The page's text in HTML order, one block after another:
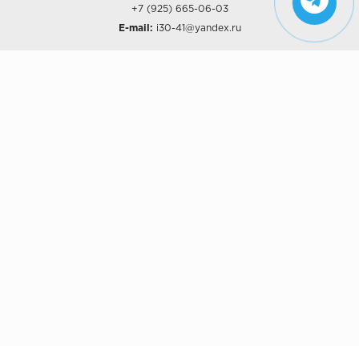
+7 (925) 665-06-03
E-mail: i30-41@yandex.ru